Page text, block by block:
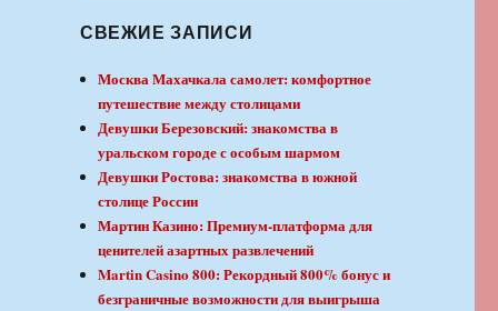
СВЕЖИЕ ЗАПИСИ
Москва Махачкала самолет: комфортное
путешествие между столицами
Девушки Березовский: знакомства в
уральском городе с особым шармом
Девушки Ростова: знакомства в южной
столице России
Мартин Казино: Премиум-платформа для
ценителей азартных развлечений
Martin Casino 800: Рекордный 800% бонус и
безграничные возможности для выигрыша